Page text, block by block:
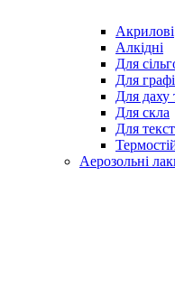
Акрилові
Алкідні
Для
Для
Для даху
Для скла
Для
Аерозольні